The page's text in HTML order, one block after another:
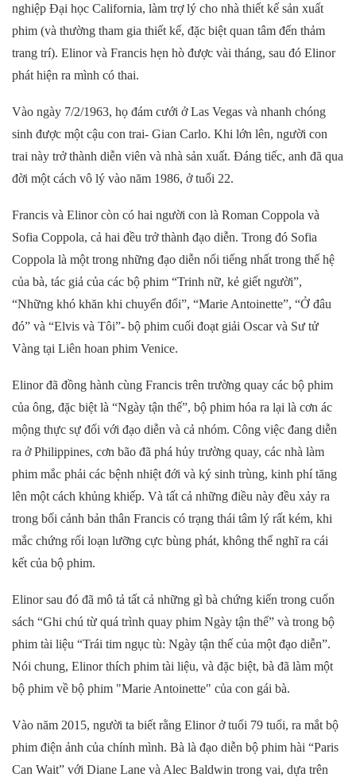
nghiệp Đại học California, làm trợ lý cho nhà thiết kế sản xuất
phim (và thường tham gia thiết kế, đặc biệt quan tâm đến thảm
trang trí). Elinor và Francis hẹn hò được vài tháng, sau đó Elinor
phát hiện ra mình có thai.
Vào ngày 7/2/1963, họ đám cưới ở Las Vegas và nhanh chóng
sinh được một cậu con trai- Gian Carlo. Khi lớn lên, người con
trai này trở thành diễn viên và nhà sản xuất. Đáng tiếc, anh đã qua
đời một cách vô lý vào năm 1986, ở tuổi 22.
Francis và Elinor còn có hai người con là Roman Coppola và
Sofia Coppola, cả hai đều trở thành đạo diễn. Trong đó Sofia
Coppola là một trong những đạo diễn nổi tiếng nhất trong thế hệ
của bà, tác giả của các bộ phim “Trinh nữ, kẻ giết người”,
“Những khó khăn khi chuyển đổi”, “Marie Antoinette”, “Ở đâu
đó” và “Elvis và Tôi”- bộ phim cuối đoạt giải Oscar và Sư tử
Vàng tại Liên hoan phim Venice.
Elinor đã đồng hành cùng Francis trên trường quay các bộ phim
của ông, đặc biệt là “Ngày tận thế”, bộ phim hóa ra lại là cơn ác
mộng thực sự đối với đạo diễn và cả nhóm. Công việc đang diễn
ra ở Philippines, cơn bão đã phá hủy trường quay, các nhà làm
phim mắc phải các bệnh nhiệt đới và ký sinh trùng, kinh phí tăng
lên một cách khủng khiếp. Và tất cả những điều này đều xảy ra
trong bối cảnh bản thân Francis có trạng thái tâm lý rất kém, khi
mắc chứng rối loạn lưỡng cực bùng phát, không thể nghĩ ra cái
kết của bộ phim.
Elinor sau đó đã mô tả tất cả những gì bà chứng kiến ​​trong cuốn
sách “Ghi chú từ quá trình quay phim Ngày tận thế” và trong bộ
phim tài liệu “Trái tim ngục tù: Ngày tận thế của một đạo diễn”.
Nói chung, Elinor thích phim tài liệu, và đặc biệt, bà đã làm một
bộ phim về bộ phim "Marie Antoinette" của con gái bà.
Vào năm 2015, người ta biết rằng Elinor ở tuổi 79 tuổi, ra mắt bộ
phim điện ảnh của chính mình. Bà là đạo diễn bộ phim hài “Paris
Can Wait” với Diane Lane và Alec Baldwin trong vai, dựa trên